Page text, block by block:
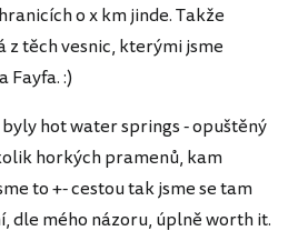
o x km jinde. Takže
těch vesnic, kterými jsme
Fayfa. :)
hot water springs - opuštěný
horkých pramenů, kam
to +- cestou tak jsme se tam
dle mého názoru, úplně worth it.